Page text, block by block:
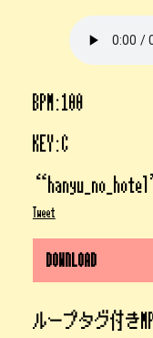
BPM:100
KEY:C
Tweet
DOWNLOAD
ループタグ付き